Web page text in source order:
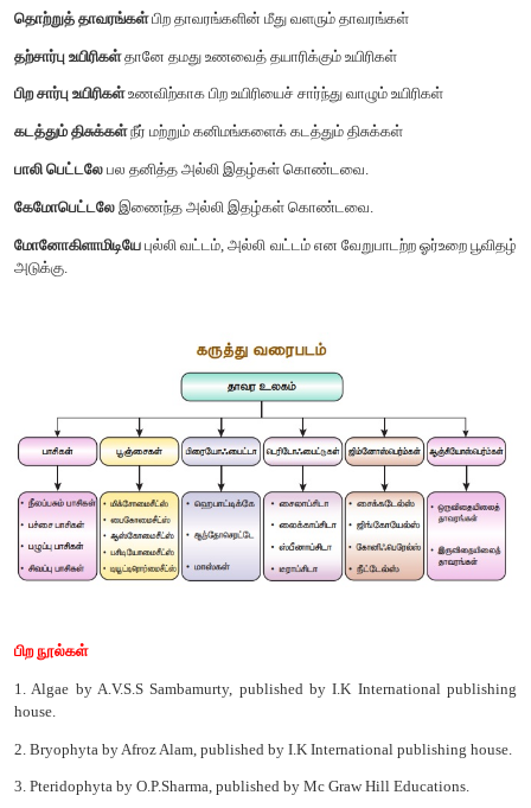
தீக்காயத்திற்கு மருந்தாகும்.
• தூதுவளையின் இலைகள், மலர்கள் மற்றும் கனிகள் இருமல்
மருந்தாகப் பயன்படுகின்றன.
பூஞ்சை வேரிகள்
பிற தாவரங்களின் மீது வளரும் தாவரங்கள்
தானே தமது உணவைத் தயாரிக்கும் உயிரிகள்
பிற சார்பு உயிரிகள்உணவிற்காக பிற உயிரியைச் சார்ந்து வாழும்
கடத்தும் திசுக்கள்நீர் மற்றும் கனிமங்களைக் கடத்தும் திசுக்கள்
பாலி பெட்டலேபல தனித்த அல்லி இதழ்கள் கொண்டவை.
அடுக்கு.